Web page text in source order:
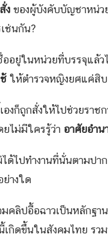
ง ของผู้บังคับบัญชาหน่ว
ช่นกัน?
ออยู่ในหน่วยที่บรรจุแ
ให้ตำรวจหญิงยศแค่สิ
งก็ถูกสั่งให้ไปช่วยราชก
ยไม่มีใครรู้ว่า อาศัยอำน
ได้ไปทำงานที่นั่นตามป
างใด
คลิปอื้อฉาวเป็นหลักฐา
กิดขึ้นในสังคมไทย รว